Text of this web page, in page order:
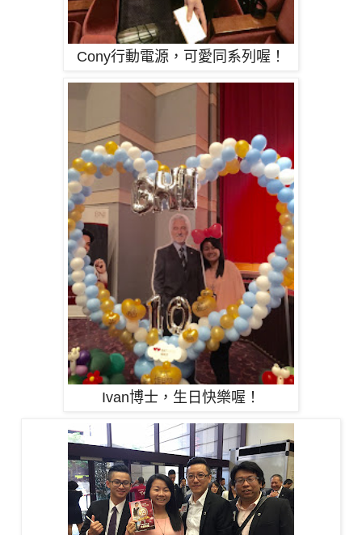
Cony行動電源，可愛同系列喔！
Ivan博士，生日快樂喔！